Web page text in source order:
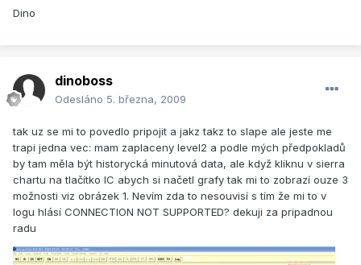
Dino
dinoboss
Odesláno 5. března, 2009
tak uz se mi to povedlo pripojit a jakz takz to slape ale jeste me
trapi jedna vec: mam zaplaceny level2 a podle mých předpokladů
by tam měla být historycká minutová data, ale když kliknu v sierra
chartu na tlačítko IC abych si načetl grafy tak mi to zobrazí ouze 3
možnosti viz obrázek 1. Nevím zda to nesouvisí s tím že mi to v
logu hlásí CONNECTION NOT SUPPORTED? dekuji za pripadnou
radu